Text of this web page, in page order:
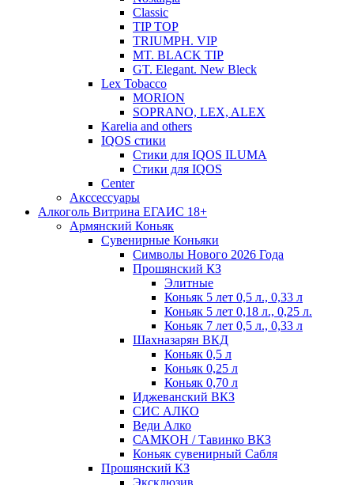
Classic
TIP TOP
TRIUMPH. VIP
MT. BLACK TIP
GT. Elegant. New Bleck
Lex Tobacco
MORION
SOPRANO, LEX, ALEX
Karelia and others
IQOS стики
Стики для IQOS ILUMA
Стики для IQOS
Сenter
Акссессуары
Алкоголь Витрина ЕГАИС 18+
Армянский Коньяк
Сувенирные Коньяки
Символы Нового 2026 Года
Прошянский КЗ
Элитные
Коньяк 5 лет 0,5 л., 0,33 л
Коньяк 5 лет 0,18 л., 0,25 л.
Коньяк 7 лет 0,5 л., 0,33 л
Шахназарян ВКД
Коньяк 0,5 л
Коньяк 0,25 л
Коньяк 0,70 л
Иджеванский ВКЗ
СИС АЛКО
Веди Алко
САМКОН / Тавинко ВКЗ
Коньяк сувенирный Сабля
Прошянский КЗ
Эксклюзив